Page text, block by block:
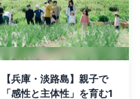
【兵庫・淡路島】親子で
「感性と主体性」を育む1